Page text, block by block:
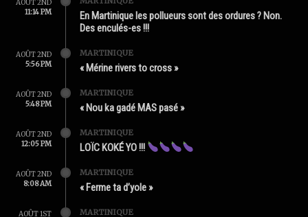
AOÛT 2ND
11:14 PM
En Martinique les pollueurs sont des ordures ? Non.
Des enculés-es !!!
AOÛT 2ND
5:56 PM
MARTINIQUE
« Mérine rivers to cross »
AOÛT 2ND
5:48 PM
MARTINIQUE
« Nou ka gadé MAS pasé »
AOÛT 2ND
12:05 PM
MARTINIQUE
LOÏC KOKÉ YO !!!
AOÛT 2ND
8:08 AM
MARTINIQUE
« Ferme ta d’yole »
AOÛT 1ST
MARTINIQUE